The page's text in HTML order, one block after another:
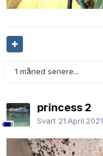
1 måned senere...
princess 2
Svart 21.April.2021